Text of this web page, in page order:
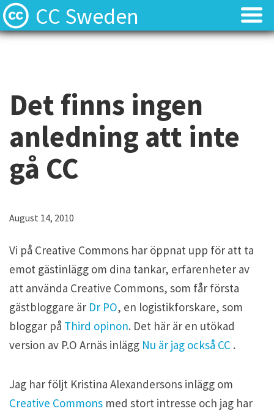
CC Sweden
Om oss
Nyheter
Om oss
Nyheter
Det finns ingen
anledning att inte
gå CC
August 14, 2010
Vi på Creative Commons har öppnat upp för att ta
emot gästinlägg om dina tankar, erfarenheter av
att använda Creative Commons, som får första
gästbloggare är Dr PO, en logistikforskare, som
bloggar på Third opinon. Det här är en utökad
version av P.O Arnäs inlägg Nu är jag också CC .
Jag har följt Kristina Alexandersons inlägg om
Creative Commons med stort intresse och jag har